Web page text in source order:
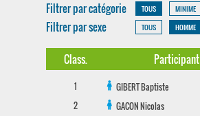
Filtrer par catégorie TOUS MINIME
Filtrer par sexe TOUS HOMME
Class. Participant
1 GIBERTBaptiste
2
GACONNicolas